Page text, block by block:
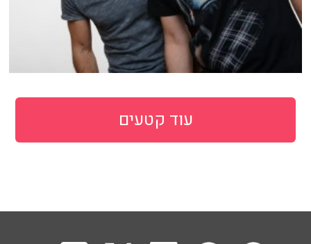
עוד קטעים